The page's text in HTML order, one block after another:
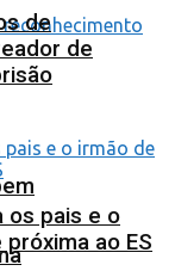
de
de
os pais e o
ao ES